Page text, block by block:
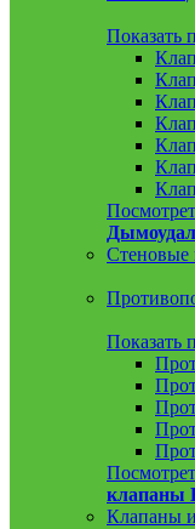
Показать
Стеновые
Показать
Клапаны